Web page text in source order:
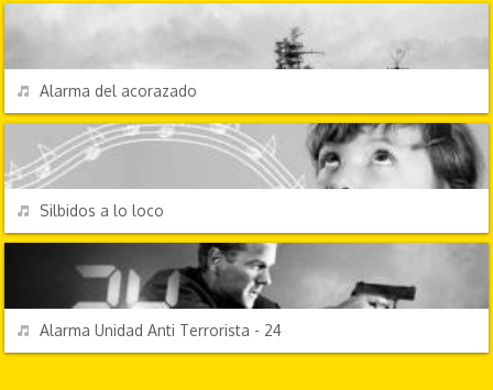
REPRODUCIR
Alarma del acorazado
REPRODUCIR
Silbidos a lo loco
REPRODUCIR
Alarma Unidad Anti Terrorista - 24